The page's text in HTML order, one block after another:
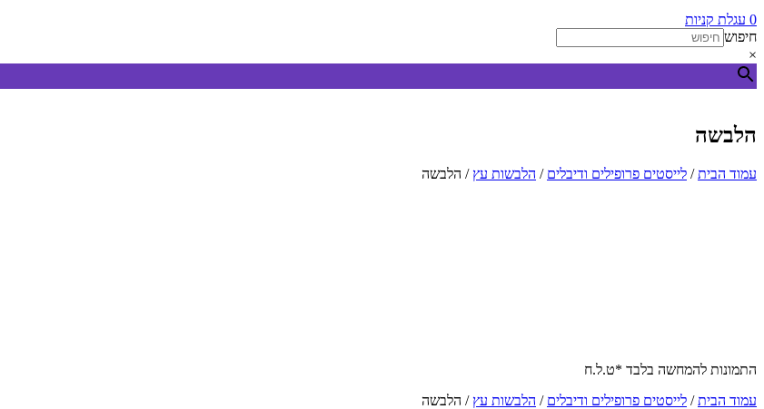
0 עגלת קניות
חיפוש
×
הלבשה
עמוד הבית/ לייסטים פרופילים ודיבלים / הלבשות עץ / הלבשה
התמונות להמחשה בלבד *ט.ל.ח
עמוד הבית/ לייסטים פרופילים ודיבלים / הלבשות עץ / הלבשה